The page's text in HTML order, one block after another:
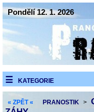
Pondělí 12. 1. 2026
KATEGORIE
« ZPĚT « PRANOSTIK >